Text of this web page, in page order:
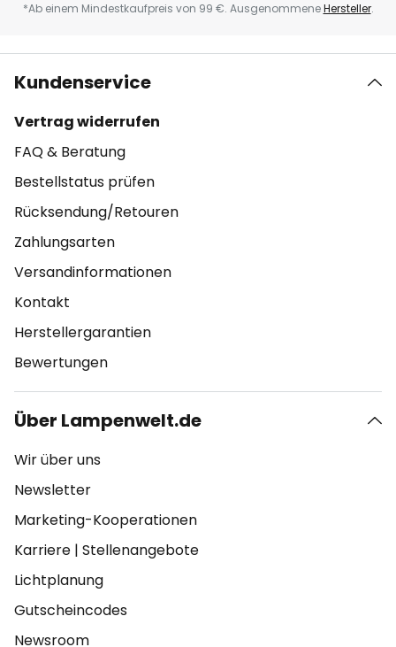
*Ab einem Mindestkaufpreis von 99 €. AusgenommeneHersteller.
Kundenservice
Vertrag widerrufen
FAQ & Beratung
Bestellstatus prüfen
Rücksendung/Retouren
Zahlungsarten
Versandinformationen
Kontakt
Herstellergarantien
Bewertungen
Über Lampenwelt.de
Wir über uns
Newsletter
Marketing-Kooperationen
Karriere | Stellenangebote
Lichtplanung
Gutscheincodes
Newsroom